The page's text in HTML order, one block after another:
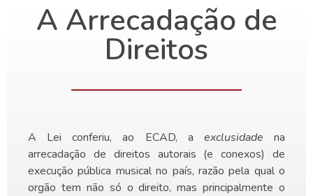
A Arrecadação de
Direitos
A Lei conferiu, ao ECAD, a exclusidade na
arrecadação de direitos autorais (e conexos) de
execução pública musical no país, razão pela qual o
orgão tem não só o direito, mas principalmente o